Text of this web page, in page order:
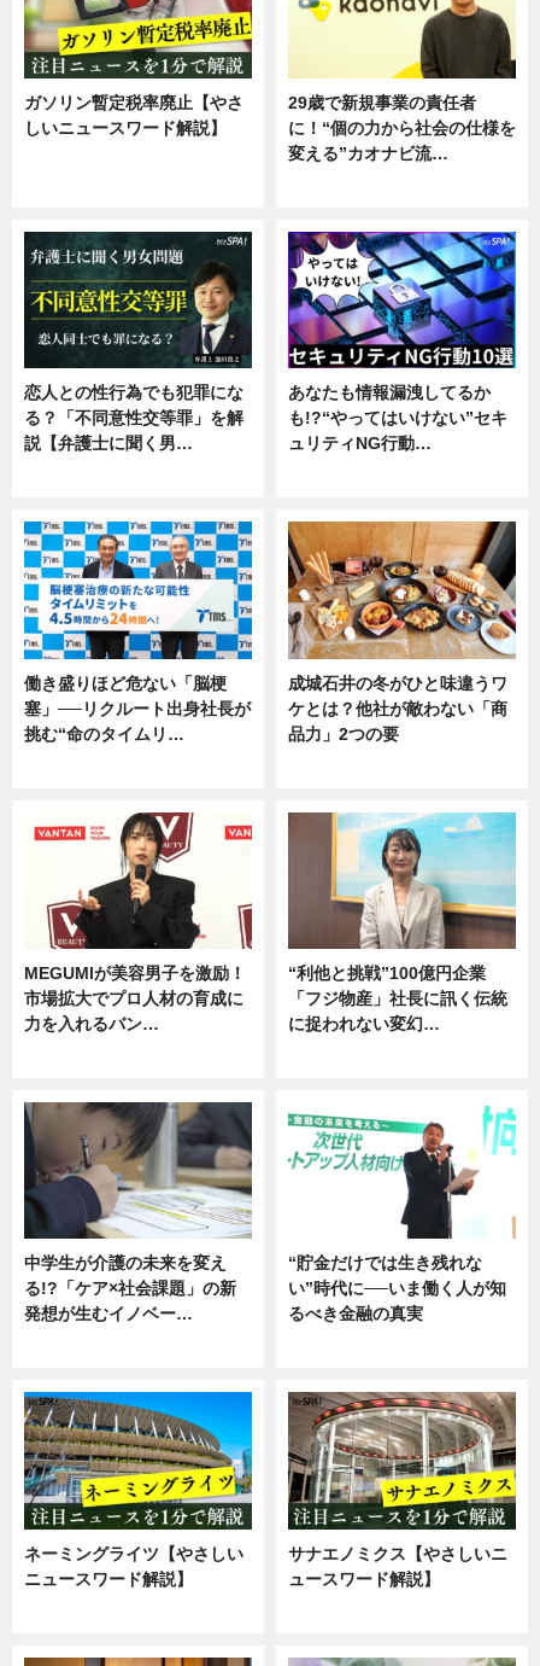
ガソリン暫定税率廃止【やさ
しいニュースワード解説】
29歳で新規事業の責任者
に！“個の力から社会の仕様を
変える”カオナビ流…
恋人との性行為でも犯罪にな
る？「不同意性交等罪」を解
説【弁護士に聞く男…
あなたも情報漏洩してるか
も!?“やってはいけない”セキ
ュリティNG行動…
働き盛りほど危ない「脳梗
塞」──リクルート出身社長が
挑む“命のタイムリ…
成城石井の冬がひと味違うワ
ケとは？他社が敵わない「商
品力」2つの要
MEGUMIが美容男子を激励！
市場拡大でプロ人材の育成に
力を入れるバン…
“利他と挑戦”100億円企業
「フジ物産」社長に訊く伝統
に捉われない変幻…
中学生が介護の未来を変え
る!?「ケア×社会課題」の新
発想が生むイノベー…
“貯金だけでは生き残れな
い”時代に──いま働く人が知
るべき金融の真実
ネーミングライツ【やさしい
ニュースワード解説】
サナエノミクス【やさしいニ
ュースワード解説】